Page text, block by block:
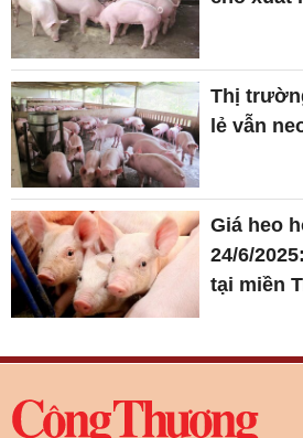
Thị
lẻ vẫn
Giá heo
24/6/
tại miền